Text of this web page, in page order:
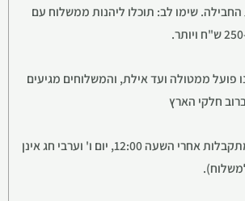
שימו לב: תוכלו ליהנות ממשלוח עם
פועל ממטולה ועד אילת, והמשלוחים מגיעים
(שימו לב: הזמנות שמתקבלות אחרי השעה 12:00, יום ו' וערבי חג אינן